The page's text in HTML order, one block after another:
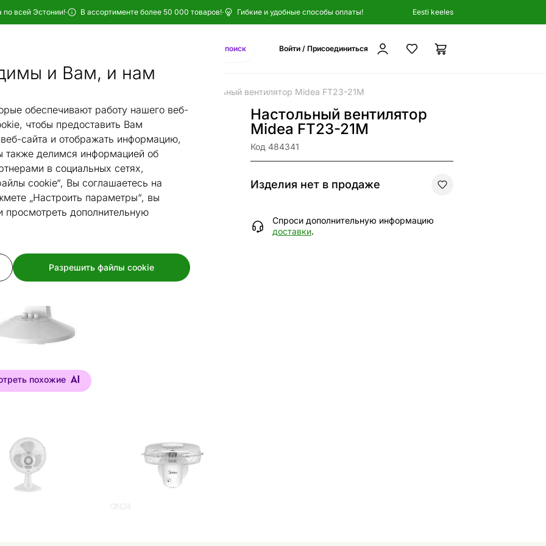
и Вам, и нам
обеспечивают работу нашего веб-
чтобы предоставить Вам
сайта и отображать информацию,
делимся информацией об
в социальных сетях,
cookie“, Вы соглашаетесь на
„Настроить параметры“, вы
дополнительную
Разрешить файлы cookie
по всей Эстонии!· В ассортименте более 50 000 товаров!· Гибкие и удобные способы оплаты! Eesti keeles
AI-поиск Войти / Присоединиться
Настольный вентилятор Midea FT23-21M
похожие
Настольный вентилятор
Midea FT23-21M
Код 484341
Изделия нет в продаже
Спроси дополнительную информацию
доставки.